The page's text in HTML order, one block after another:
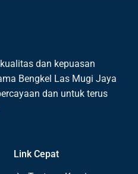
dan kepuasan
Bengkel Las Mugi Jaya
dan untuk terus
Link Cepat